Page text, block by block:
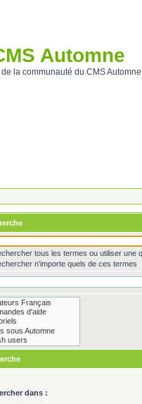
Automne
de la communauté du CMS Automne
tous les termes ou utiliser une
n’importe quels de ces termes
dans :